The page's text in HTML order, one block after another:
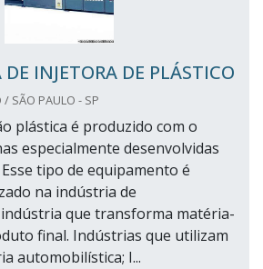
INJETORA DE PLÁSTICO
/ SÃO PAULO - SP
plástica é produzido com o
especialmente desenvolvidas
tipo de equipamento é
na indústria de
que transforma matéria-
final. Indústrias que utilizam
automobilística; I...